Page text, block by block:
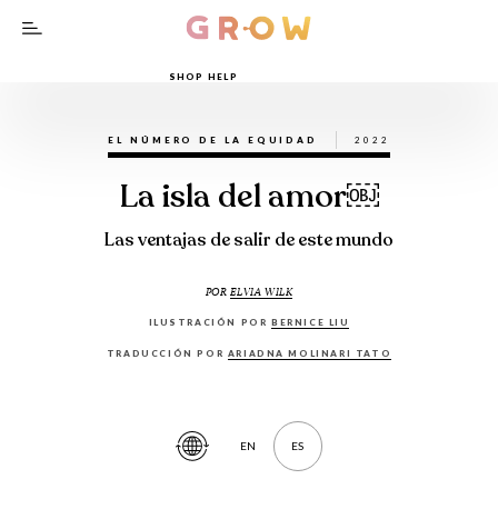
SHOP HELP
EL NÚMERO DE LA EQUIDAD 2022
La isla del amor￼
Las ventajas de salir de este mundo
POR ELVIA WILK
ILUSTRACIÓN POR BERNICE LIU
TRADUCCIÓN POR ARIADNA MOLINARI TATO
Traducir
EN ES